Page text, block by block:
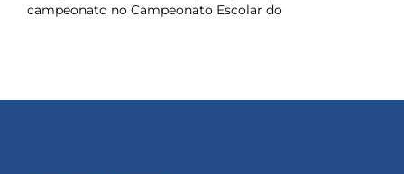
campeonato no Campeonato Escolar do